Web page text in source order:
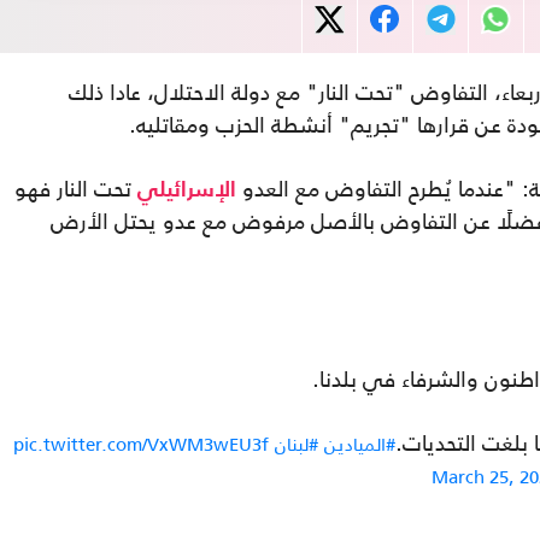
التفاوض "تحت النار" مع دولة الاحتلال، عادا ذلك
عن قرارها "تجريم" أنشطة الحزب ومقاتليه.
"عندما يُطرح التفاوض مع العدو
الإسرائيلي تحت النار فهو
عن التفاوض بالأصل مرفوض مع عدو يحتل الأرض
والشرفاء في بلدنا.
التحديات.#الميادين #لبنان pic.twitter.com/VxWM3wEU3f
March 25,